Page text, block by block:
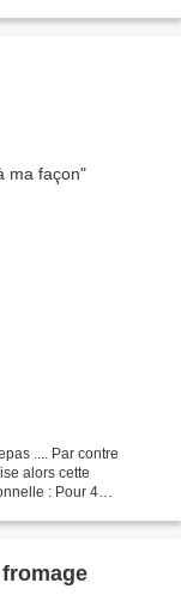
.... Par contre
alors cette
: Pour 4